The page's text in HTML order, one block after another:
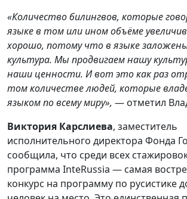
«Количество билингвов, которые
языке в том или ином объёме
хорошо, потому что в языке
культура. Мы продвигаем нашу
наши ценности. И вот это как раз
том количестве людей, которые
языком по всему миру», — отметил
Виктория Карслиева, заместитель
исполнительного директора Фонда
сообщила, что среди всех
программа InteRussia — самая
конкурс на программу по русистике